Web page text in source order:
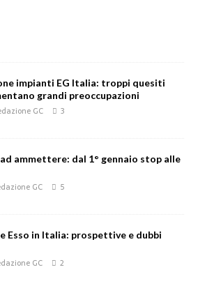
impianti EG Italia: troppi quesiti
grandi preoccupazioni
GC 3
ammettere: dal 1° gennaio stop alle
GC 5
Esso in Italia: prospettive e dubbi
GC 2